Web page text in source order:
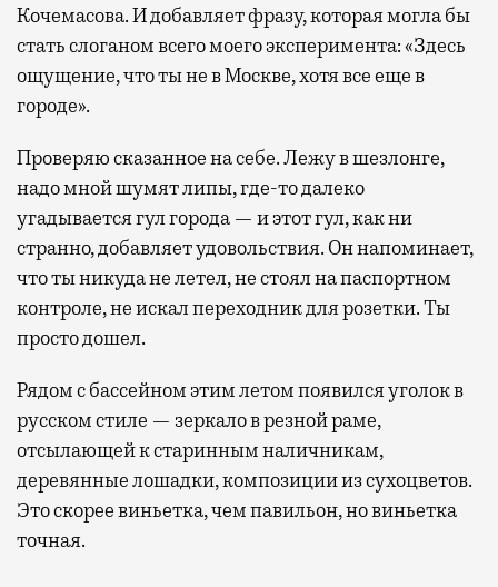
Кочемасова. И добавляет фразу, которая могла бы
стать слоганом всего моего эксперимента: «Здесь
ощущение, что ты не в Москве, хотя все еще в
городе».
Проверяю сказанное на себе. Лежу в шезлонге,
надо мной шумят липы, где-то далеко
угадывается гул города — и этот гул, как ни
странно, добавляет удовольствия. Он напоминает,
что ты никуда не летел, не стоял на паспортном
контроле, не искал переходник для розетки. Ты
просто дошел.
Рядом с бассейном этим летом появился уголок в
русском стиле — зеркало в резной раме,
отсылающей к старинным наличникам,
деревянные лошадки, композиции из сухоцветов.
Это скорее виньетка, чем павильон, но виньетка
точная.